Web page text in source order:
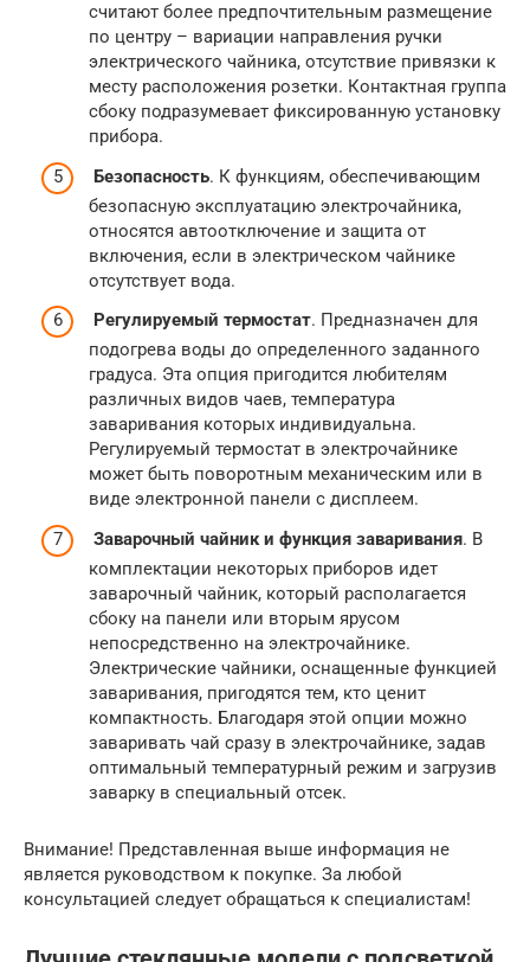
считают более предпочтительным размещение
по центру – вариации направления ручки
электрического чайника, отсутствие привязки к
месту расположения розетки. Контактная группа
сбоку подразумевает фиксированную установку
прибора.
Безопасность. К функциям, обеспечивающим
безопасную эксплуатацию электрочайника,
относятся автоотключение и защита от
включения, если в электрическом чайнике
отсутствует вода.
Регулируемый термостат. Предназначен для
подогрева воды до определенного заданного
градуса. Эта опция пригодится любителям
различных видов чаев, температура
заваривания которых индивидуальна.
Регулируемый термостат в электрочайнике
может быть поворотным механическим или в
виде электронной панели с дисплеем.
Заварочный чайник и функция заваривания. В
комплектации некоторых приборов идет
заварочный чайник, который располагается
сбоку на панели или вторым ярусом
непосредственно на электрочайнике.
Электрические чайники, оснащенные функцией
заваривания, пригодятся тем, кто ценит
компактность. Благодаря этой опции можно
заваривать чай сразу в электрочайнике, задав
оптимальный температурный режим и загрузив
заварку в специальный отсек.
Внимание! Представленная выше информация не
является руководством к покупке. За любой
консультацией следует обращаться к специалистам!